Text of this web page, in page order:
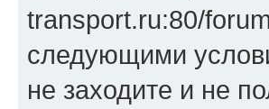
transport.ru:80/
следующими
не заходите и не